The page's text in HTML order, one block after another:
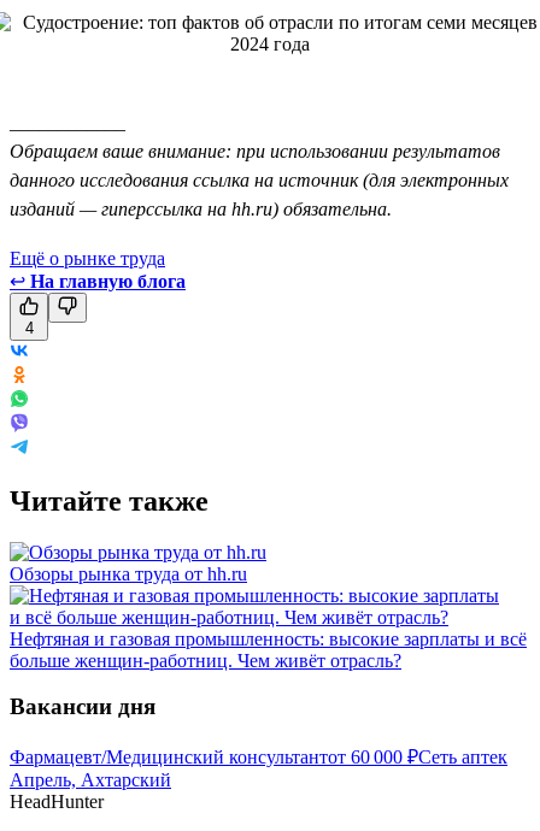
Обращаем ваше внимание: при использовании результатов
данного исследования ссылка на источник (для электронных
изданий — гиперссылка на hh.ru) обязательна.
Ещё о рынке труда
↩ На главную блога
4
Читайте также
Обзоры рынка труда от hh.ru
Нефтяная и газовая промышленность: высокие зарплаты и всё
больше женщин-работниц. Чем живёт отрасль?
Вакансии дня
Фармацевт/Медицинский консультантот 60 000 ₽Сеть аптек
Апрель, Ахтарский
HeadHunter